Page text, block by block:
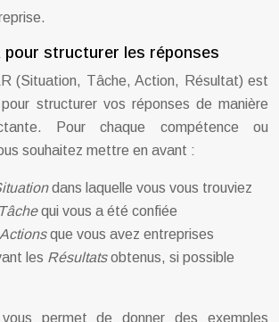
pour structurer les réponses
(Situation, Tâche, Action, Résultat) est
structurer vos réponses de manière
Pour chaque compétence ou
souhaitez mettre en avant :
dans laquelle vous vous trouviez
Tâchequi vous a été confiée
Actionsque vous avez entreprises
les Résultatsobtenus, si possible
permet de donner des exemples